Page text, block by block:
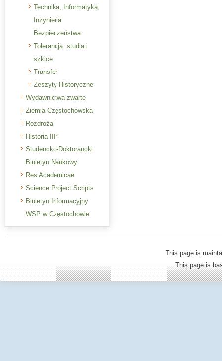
Technika, Informatyka,
Inżynieria
Bezpieczeństwa
Tolerancja: studia i
szkice
Transfer
Zeszyty Historyczne
Wydawnictwa zwarte
Ziemia Częstochowska
Rozdroża
Historia III°
Studencko-Doktorancki
Biuletyn Naukowy
Res Academicae
Science Project Scripts
Biuletyn Informacyjny
WSP w Częstochowie
This page is
This page is